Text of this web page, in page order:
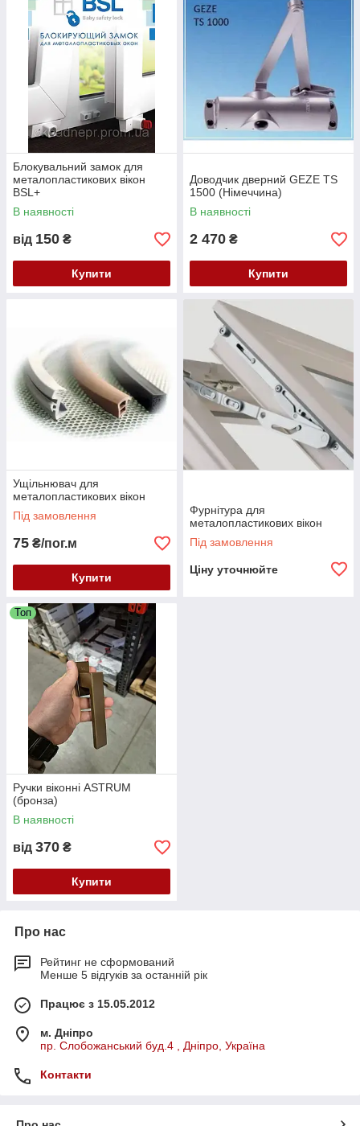
Блокувальний замок для
металопластикових вікон
BSL+
В наявності
від 150 ₴
Купити
Доводчик дверний GEZE TS
1500 (Німеччина)
В наявності
2 470 ₴
Купити
Ущільнювач для
металопластикових вікон
Під замовлення
75 ₴/пог.м
Купити
Фурнітура для
металопластикових вікон
Під замовлення
Ціну уточнюйте
Топ
Ручки віконні АSTRUM
(бронза)
В наявності
від 370 ₴
Купити
Про нас
Рейтинг не сформований
Менше 5 відгуків за останній рік
Працює з 15.05.2012
м. Дніпро
пр. Слобожанський буд.4 , Дніпро, Україна
Контакти